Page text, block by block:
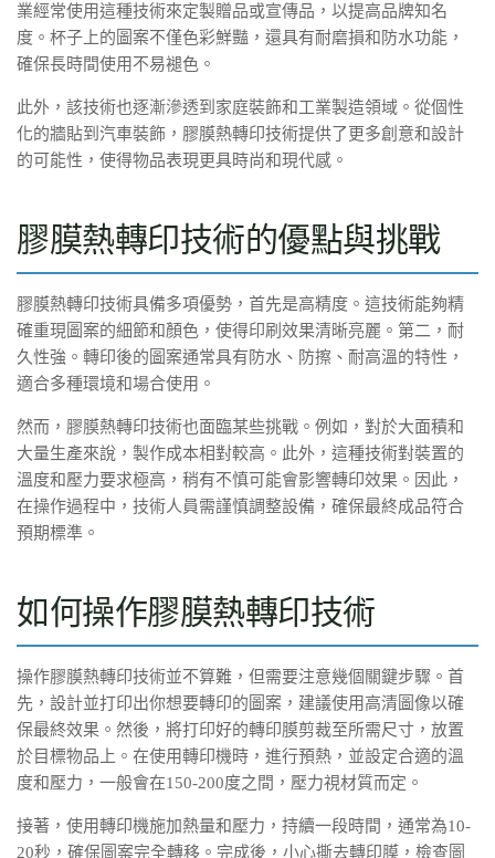
業經常使用這種技術來定製贈品或宣傳品，以提高品牌知名
度。杯子上的圖案不僅色彩鮮豔，還具有耐磨損和防水功能，
確保長時間使用不易褪色。
此外，該技術也逐漸滲透到家庭裝飾和工業製造領域。從個性
化的牆貼到汽車裝飾，膠膜熱轉印技術提供了更多創意和設計
的可能性，使得物品表現更具時尚和現代感。
膠膜熱轉印技術的優點與挑戰
膠膜熱轉印技術具備多項優勢，首先是高精度。這技術能夠精
確重現圖案的細節和顏色，使得印刷效果清晰亮麗。第二，耐
久性強。轉印後的圖案通常具有防水、防擦、耐高溫的特性，
適合多種環境和場合使用。
然而，膠膜熱轉印技術也面臨某些挑戰。例如，對於大面積和
大量生產來說，製作成本相對較高。此外，這種技術對裝置的
溫度和壓力要求極高，稍有不慎可能會影響轉印效果。因此，
在操作過程中，技術人員需謹慎調整設備，確保最終成品符合
預期標準。
如何操作膠膜熱轉印技術
操作膠膜熱轉印技術並不算難，但需要注意幾個關鍵步驟。首
先，設計並打印出你想要轉印的圖案，建議使用高清圖像以確
保最終效果。然後，將打印好的轉印膜剪裁至所需尺寸，放置
於目標物品上。在使用轉印機時，進行預熱，並設定合適的溫
度和壓力，一般會在150-200度之間，壓力視材質而定。
接著，使用轉印機施加熱量和壓力，持續一段時間，通常為10-
20秒，確保圖案完全轉移。完成後，小心撕去轉印膜，檢查圖